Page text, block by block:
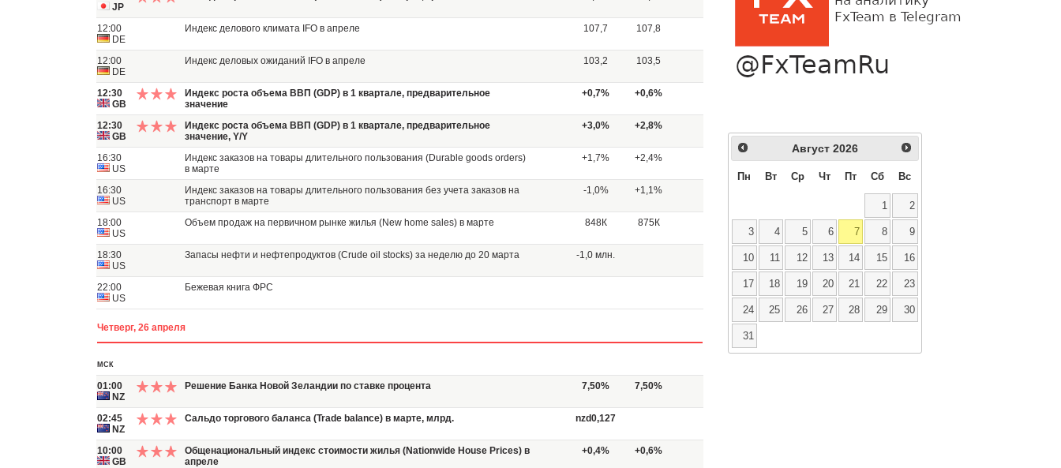
JP
12:00
DE
Индекс делового климата IFO в апреле 107,7 107,8
12:00
DE
Индекс деловых ожиданий IFO в апреле 103,2 103,5
12:30
GB
Индекс роста объема ВВП (GDP) в 1 квартале, предварительное
значение
+0,7% +0,6%
12:30
GB
Индекс роста объема ВВП (GDP) в 1 квартале, предварительное
значение, Y/Y
+3,0% +2,8%
16:30
US
Индекс заказов на товары длительного пользования (Durable goods orders)
в марте
+1,7% +2,4%
16:30
US
Индекс заказов на товары длительного пользования без учета заказов на
транспорт в марте
-1,0% +1,1%
18:00
US
Объем продаж на первичном рынке жилья (New home sales) в марте 848К 875К
18:30
US
Запасы нефти и нефтепродуктов (Crude oil stocks) за неделю до 20 марта -1,0 млн.
22:00
US
Бежевая книга ФРС
Четверг, 26 апреля
МСК
01:00
NZ
Решение Банка Новой Зеландии по ставке процента 7,50% 7,50%
02:45
NZ
Сальдо торгового баланса (Trade balance) в марте, млрд. nzd0,127
10:00
GB
Общенациональный индекс стоимости жилья (Nationwide House Prices) в
апреле
+0,4% +0,6%
Август 2026
Пн Вт Ср Чт Пт Сб Вс
1 2
3 4 5 6 7 8 9
10 11 12 13 14 15 16
17 18 19 20 21 22 23
24 25 26 27 28 29 30
31